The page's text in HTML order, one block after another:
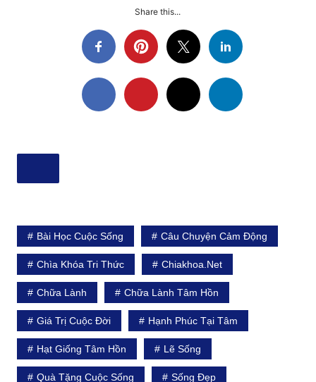
Share this...
Bài Học Cuộc Sống Câu Chuyện Cảm Động
Chìa Khóa Tri Thức Chiakhoa.net
Chữa Lành Chữa Lành Tâm Hồn
Giá Trị Cuộc Đời Hạnh Phúc Tại Tâm
Hạt Giống Tâm Hồn Lẽ Sống
Quà Tặng Cuộc Sống Sống Đẹp